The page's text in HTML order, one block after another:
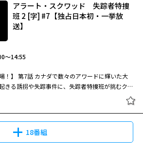
アラート・スクワッド 失踪者特捜
班 2 [字] #7【独占日本初・一挙放
送】
～14:55
！】 第7話 カナダで数々のアワードに輝いた大
きる誘拐や失踪事件に、失踪者特捜班が挑むクラ
18番組